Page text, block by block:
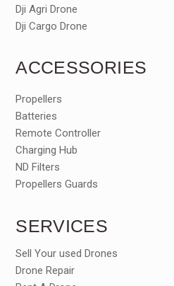
Dji Agri Drone
Dji Cargo Drone
ACCESSORIES
Propellers
Batteries
Remote Controller
Charging Hub
ND Filters
Propellers Guards
SERVICES
Sell Your used Drones
Drone Repair